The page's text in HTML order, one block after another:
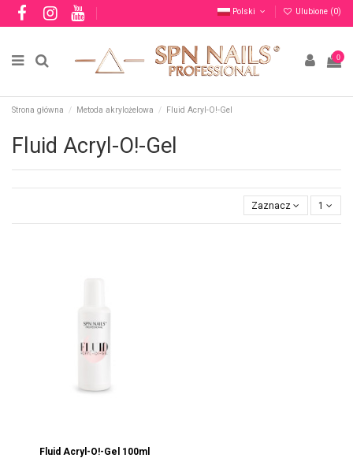
Polski Ulubione (0)
0
Strona główna Metoda akrylożelowa Fluid Acryl-O!-Gel
Fluid Acryl-O!-Gel
Zaznacz 1
Fluid Acryl-O!-Gel 100ml